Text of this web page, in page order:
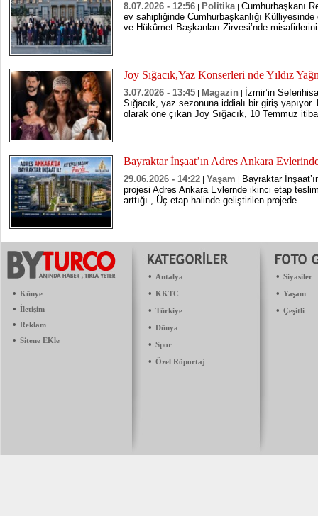
8.07.2026 - 12:56 | Politika | Cumhurbaşkanı
ev sahipliğinde Cumhurbaşkanlığı
ve Hükûmet Başkanları Zirvesi’nde
Joy Sığacık,Yaz Konserleri nde Yıldız
3.07.2026 - 13:45 | Magazin |
İzmir’in
Sığacık, yaz sezonuna iddialı bir giriş
olarak öne çıkan Joy Sığacık, 10 Temmuz
Bayraktar İnşaat’ın Adres Ankara
29.06.2026 - 14:22 | Yaşam | Bayraktar
projesi Adres Ankara Evlernde ikinci etap
arttığı , Üç etap halinde geliştirilen projede ...
• Künye
• İletişim
• Reklam
• Sitene EKle
• Antalya
• KKTC
• Türkiye
• Dünya
• Spor
• Özel Röportaj
• Siyasiler
• Yaşam
• Çeşitli